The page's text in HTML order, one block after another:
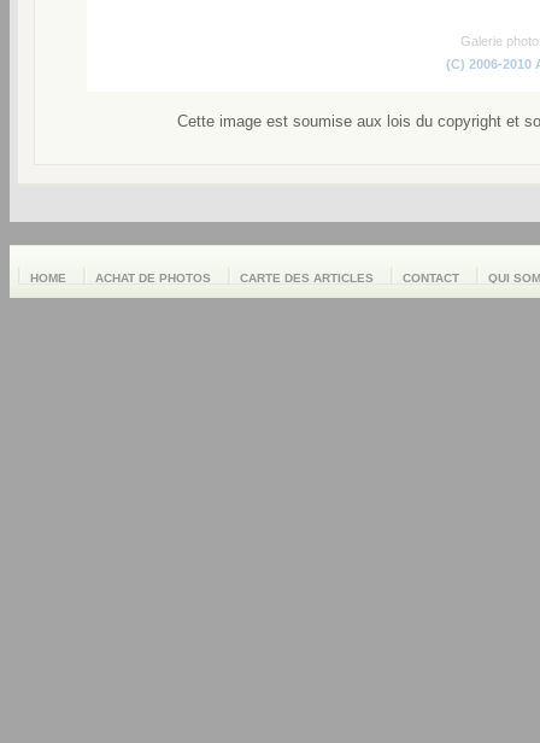
Galerie
(C) 2006-2010
Cette image est soumise aux lois du copyright et
HOME ACHAT DE PHOTOS CARTE DES ARTICLES CONTACT QUI